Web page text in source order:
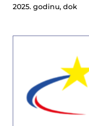
2025. godinu, dok